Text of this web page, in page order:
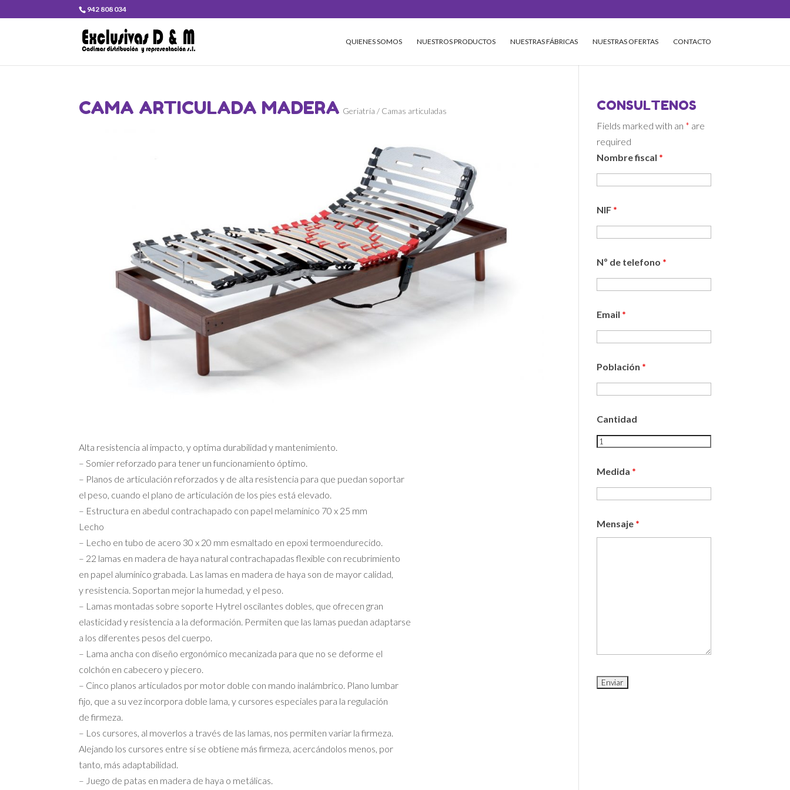
942 808 034
QUIENES SOMOS NUESTROS PRODUCTOS NUESTRAS FÁBRICAS NUESTRAS OFERTAS CONTACTO
CAMA ARTICULADA MADERA Geriatría / Camas articuladas
Alta resistencia al impacto, y optima durabilidad y mantenimiento.
– Somier reforzado para tener un funcionamiento óptimo.
– Planos de articulación reforzados y de alta resistencia para que puedan soportar
el peso, cuando el plano de articulación de los pies está elevado.
– Estructura en abedul contrachapado con papel melamínico 70 x 25 mm
Lecho
– Lecho en tubo de acero 30 x 20 mm esmaltado en epoxi termoendurecido.
– 22 lamas en madera de haya natural contrachapadas flexible con recubrimiento
en papel alumínico grabada. Las lamas en madera de haya son de mayor calidad,
y resistencia. Soportan mejor la humedad, y el peso.
– Lamas montadas sobre soporte Hytrel oscilantes dobles, que ofrecen gran
elasticidad y resistencia a la deformación. Permiten que las lamas puedan adaptarse
a los diferentes pesos del cuerpo.
– Lama ancha con diseño ergonómico mecanizada para que no se deforme el
colchón en cabecero y piecero.
– Cinco planos articulados por motor doble con mando inalámbrico. Plano lumbar
fijo, que a su vez incorpora doble lama, y cursores especiales para la regulación
de firmeza.
– Los cursores, al moverlos a través de las lamas, nos permiten variar la firmeza.
Alejando los cursores entre sí se obtiene más firmeza, acercándolos menos, por
tanto, más adaptabilidad.
– Juego de patas en madera de haya o metálicas.
CONSULTENOS
Fields marked with an * are
required
Nombre fiscal *
NIF *
Nº de telefono *
Email *
Población *
Cantidad
Medida *
Mensaje *